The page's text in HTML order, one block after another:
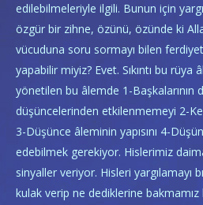
edilebilmeleriyle ilgili. Bunun için
özgür bir zihne, özünü, özünde ki
vücuduna soru sormayı bilen
yapabilir miyiz? Evet. Sıkıntı bu rüya
yönetilen bu âlemde 1-Başkalarının
düşüncelerinden etkilenmemeyi 2-
3-Düşünce âleminin yapısını 4-
edebilmek gerekiyor. Hislerimiz
sinyaller veriyor. Hisleri yargılamayı
kulak verip ne dediklerine